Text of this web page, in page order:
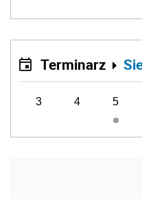
Terminarz
3 4 5